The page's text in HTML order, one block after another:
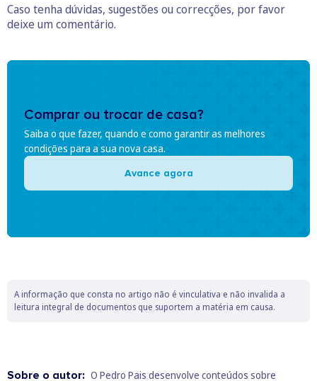
Caso tenha dúvidas, sugestões ou correcções, por favor
deixe um comentário.
Comprar ou trocar de casa?
Saiba o que fazer, quando e como garantir as melhores
condições para a sua nova casa.
Avance agora
A informação que consta no artigo não é vinculativa e não invalida a
leitura integral de documentos que suportem a matéria em causa.
Sobre o autor: O Pedro Pais desenvolve conteúdos sobre